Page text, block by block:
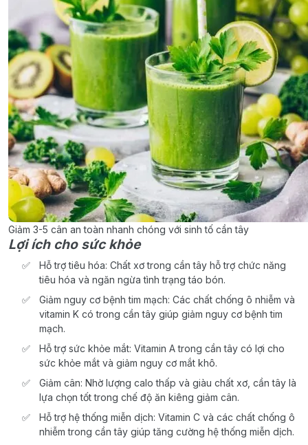
Giảm 3-5 cân an toàn nhanh chóng với sinh tố cần tây
Lợi ích cho sức khỏe
Hỗ trợ tiêu hóa: Chất xơ trong cần tây hỗ trợ chức năng
tiêu hóa và ngăn ngừa tình trạng táo bón.
Giảm nguy cơ bệnh tim mạch: Các chất chống ô nhiễm và
vitamin K có trong cần tây giúp giảm nguy cơ bệnh tim
mạch.
Hỗ trợ sức khỏe mắt: Vitamin A trong cần tây có lợi cho
sức khỏe mắt và giảm nguy cơ mắt khô.
Giảm cân: Nhờ lượng calo thấp và giàu chất xơ, cần tây là
lựa chọn tốt trong chế độ ăn kiêng giảm cân.
Hỗ trợ hệ thống miễn dịch: Vitamin C và các chất chống ô
nhiễm trong cần tây giúp tăng cường hệ thống miễn dịch.